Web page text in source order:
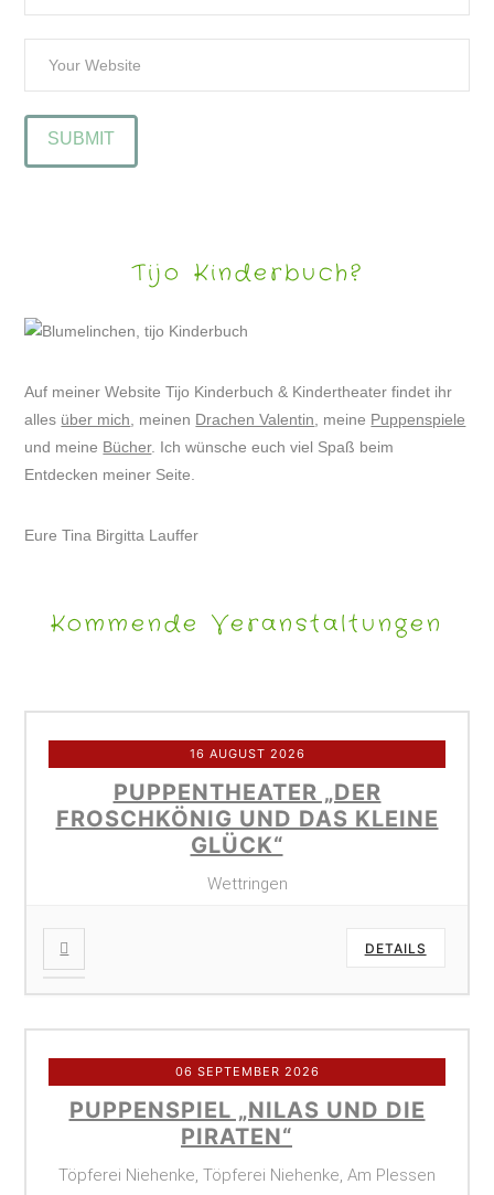
Tijo Kinderbuch?
Auf meiner Website Tijo Kinderbuch & Kindertheater findet ihr
alles über mich , meinen Drachen Valentin , meine Puppenspiele
und meine Bücher. Ich wünsche euch viel Spaß beim
Entdecken meiner Seite.
Eure Tina Birgitta Lauffer
Kommende Veranstaltungen
16 AUGUST 2026
PUPPENTHEATER „DER
FROSCHKÖNIG UND DAS KLEINE
GLÜCK“
Wettringen
DETAILS
06 SEPTEMBER 2026
PUPPENSPIEL „NILAS UND DIE
PIRATEN“
Töpferei Niehenke, Töpferei Niehenke, Am Plessen